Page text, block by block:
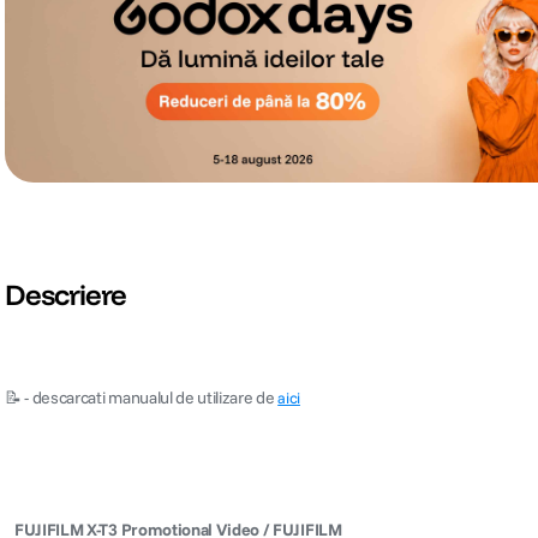
Descriere
📝 - descarcati manualul de utilizare deaici
FUJIFILM X-T3 Promotional Video / FUJIFILM